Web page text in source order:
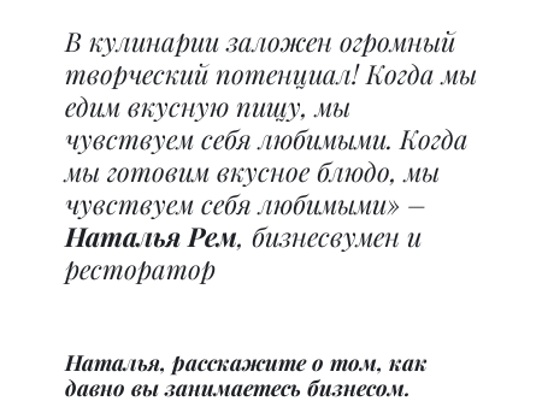
В кулинарии заложен огромный
творческий потенциал! Когда мы
едим вкусную пищу, мы
чувствуем себя любимыми. Когда
мы готовим вкусное блюдо, мы
чувствуем себя любимыми» –
Наталья Рем, бизнесвумен и
ресторатор
Наталья, расскажите о том, как
давно вы занимаетесь бизнесом.